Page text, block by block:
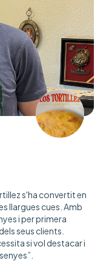
s'ha convertit en
llargues cues. Amb
i per primera
seus clients.
si vol destacar i